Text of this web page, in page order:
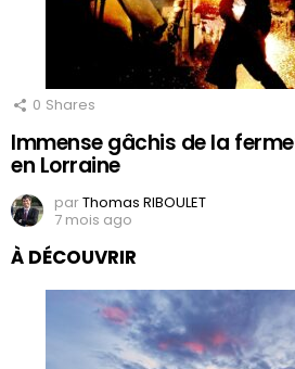
0 Shares
Immense gâchis de la
en Lorraine
parThomas RIBOULET
7 mois ago
À DÉCOUVRIR